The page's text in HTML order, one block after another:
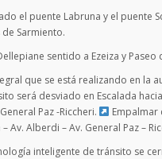
el puente Labruna y el puente
Sarmiento.
sentido a Ezeiza y Paseo
que se está realizando en la
será desviado en Escalada
Paz -Riccheri. Empalmar
Alberdi – Av. General Paz –
inteligente de tránsito se